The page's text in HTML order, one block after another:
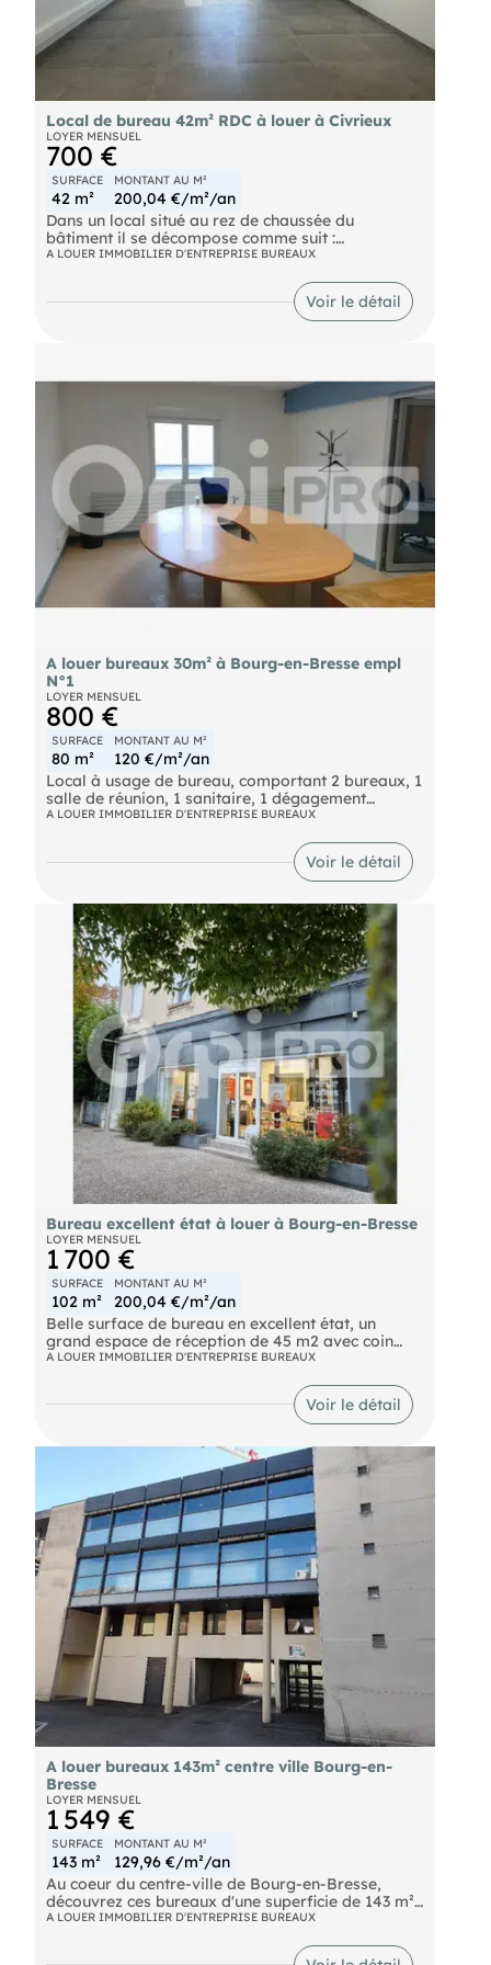
Local de bureau 42m² RDC à louer à Civrieux
LOYER MENSUEL
700 €
SURFACE
42 m²
MONTANT AU M²
200,04 €/m²/an
Dans un local situé au rez de chaussée du
bâtiment il se décompose comme suit :
- 1 local de bureau de 42 m² avec sanitaire
- 2 Places de parking privées
- Accès PMRTout est compris dans les charges
- Charges annuelles : 1680 €
- Honoraires : 15% HT (soit 1 260,00 € HT)
A LOUER IMMOBILIER D'ENTREPRISE BUREAUX
Voir le détail
A louer bureaux 30m² à Bourg-en-Bresse empl
N°1
LOYER MENSUEL
800 €
SURFACE
80 m²
MONTANT AU M²
120 €/m²/an
Local à usage de bureau, comportant 2 bureaux, 1
salle de réunion, 1 sanitaire, 1 dégagement
pouvant servir de rangement, local photocopieur
Bureaux rénovés, menuiseries PVC neuves.
Ensemble meublé, charges comprises. (électricité,
accès internet, chauffage, eau)
Situé en zone d'activité équipée fibre et vidéo-
surveillance.
Accès indépendant, places de parking privatives.
Prix : 800 euros loyer mensuel, + 80 euros charges
mensuelles
- Loyer annuel : 9600 € HT
- Charges annuelles : 960 €
- Taxe foncière : 600 € Preneur
- Honoraires : 2500 € HT à la charge du preneur
A LOUER IMMOBILIER D'ENTREPRISE BUREAUX
Voir le détail
Bureau excellent état à louer à Bourg-en-Bresse
LOYER MENSUEL
1 700 €
SURFACE
102 m²
MONTANT AU M²
200,04 €/m²/an
Belle surface de bureau en excellent état, un
grand espace de réception de 45 m2 avec coin
attente , 2 bureaux vitrés, sanitaires, coin
Grande façade vitrée, sur avenue passante, face
gare TGV et gare routière.
Chauffage individuel gaz, climatisation.
Accessibilité PMR avec rampe amovible.
- Loyer annuel : 20400 €
- Charges annuelles : 2400 €
- Taxe foncière : 1200 € Preneur
A LOUER IMMOBILIER D'ENTREPRISE BUREAUX
Voir le détail
A louer bureaux 143m² centre ville Bourg-en-
Bresse
LOYER MENSUEL
1 549 €
SURFACE
143 m²
MONTANT AU M²
129,96 €/m²/an
Au coeur du centre-ville de Bourg-en-Bresse,
découvrez ces bureaux d'une superficie de 143 m².
Ils sont composés d'un palier desservant un
d'une coursive menant à 4 bureaux
A LOUER IMMOBILIER D'ENTREPRISE BUREAUX